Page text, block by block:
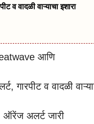
वादळी वाऱ्याचा इशारा
आणि
गारपीट व वादळी
ऑरेंज अलर्ट जारी